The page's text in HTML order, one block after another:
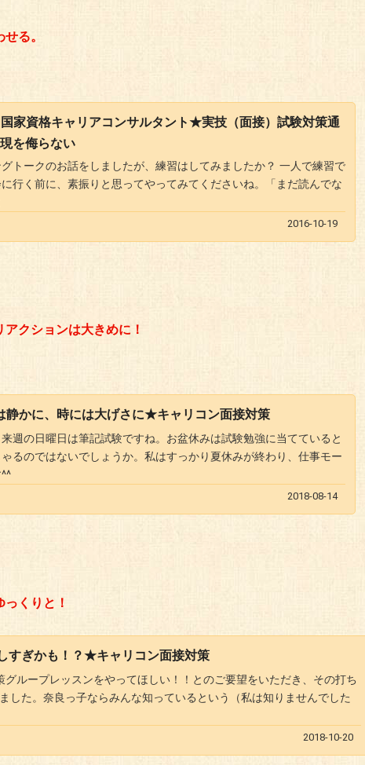
る。
家資格キャリアコンサルタント★実技（面接）試験対策通
を侮らない
トークのお話をしましたが、練習はしてみましたか？ 一人で練習で
行く前に、素振りと思ってやってみてくださいね。「まだ読んでな
2016-10-19
クションは大きめに！
静かに、時には大げさに★キャリコン面接対策
週の日曜日は筆記試験ですね。お盆休みは試験勉強に当てていると
るのではないでしょうか。私はすっかり夏休みが終わり、仕事モー
2018-08-14
くりと！
すぎかも！？★キャリコン面接対策
グループレッスンをやってほしい！！とのご要望をいただき、その打ち
した。奈良っ子ならみんな知っているという（私は知りませんでした
2018-10-20